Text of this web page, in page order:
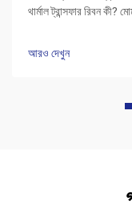
থার্মাল ট্রান্সফার রিবন কী?
আরও দেখুন